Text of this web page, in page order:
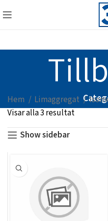
Hem Limaggregat
Visar alla 3 resultat
Show sidebar